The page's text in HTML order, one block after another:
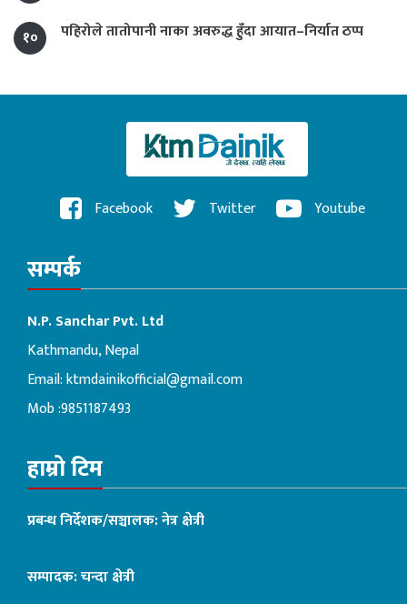
१० पहिरोले तातोपानी नाका अवरुद्ध हुँदा आयात–निर्यात ठप्प
Facebook Twitter Youtube
सम्पर्क
N.P. Sanchar Pvt. Ltd
Kathmandu, Nepal
Email:ktmdainikofficial@gmail.com
Mob :9851187493
हाम्रो टिम
प्रबन्ध निर्देशक/सञ्चालक: नेत्र क्षेत्री
सम्पादक: चन्दा क्षेत्री